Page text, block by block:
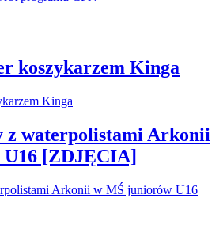
koszykarzem Kinga
z waterpolistami Arkonii
[ZDJĘCIA]